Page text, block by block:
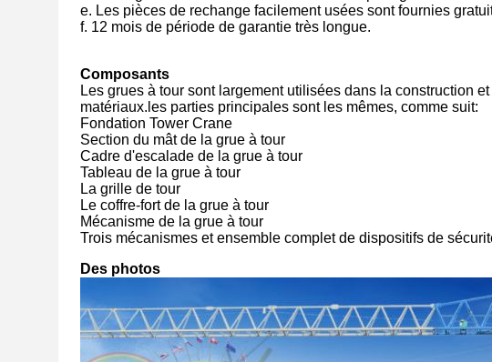
e. Les pièces de rechange facilement usées sont fournies
f. 12 mois de période de garantie très longue.
Composants
Les grues à tour sont largement utilisées dans la construction
matériaux.les parties principales sont les mêmes, comme suit:
Fondation Tower Crane
Section du mât de la grue à tour
Cadre d'escalade de la grue à tour
Tableau de la grue à tour
La grille de tour
Le coffre-fort de la grue à tour
Mécanisme de la grue à tour
Trois mécanismes et ensemble complet de dispositifs de
Des photos